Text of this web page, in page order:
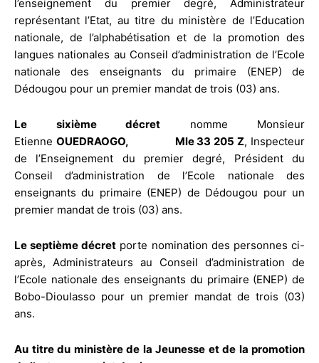
l’enseignement du premier degré, Administrateur
représentant l’Etat, au titre du ministère de l’Education
nationale, de l’alphabétisation et de la promotion des
langues nationales au Conseil d’administration de l’Ecole
nationale des enseignants du primaire (ENEP) de
Dédougou pour un premier mandat de trois (03) ans.
Le sixième décret nomme Monsieur
Etienne OUEDRAOGO, Mle 33 205 Z, Inspecteur
de l’Enseignement du premier degré, Président du
Conseil d’administration de l’Ecole nationale des
enseignants du primaire (ENEP) de Dédougou pour un
premier mandat de trois (03) ans.
Le septième décret porte nomination des personnes ci-
après, Administrateurs au Conseil d’administration de
l’Ecole nationale des enseignants du primaire (ENEP) de
Bobo-Dioulasso pour un premier mandat de trois (03)
ans.
Au titre du ministère de la Jeunesse et de la promotion